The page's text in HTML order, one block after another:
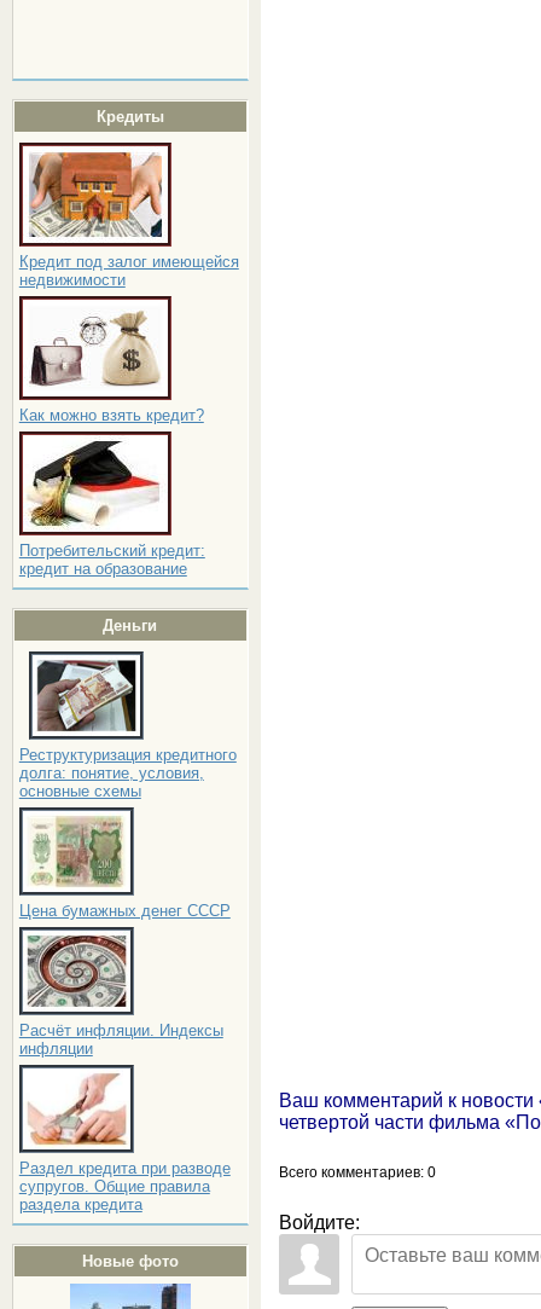
Кредиты
Кредит под залог имеющейся
недвижимости
Как можно взять кредит?
Потребительский кредит:
кредит на образование
Деньги
Реструктуризация кредитного
долга: понятие, условия,
основные схемы
Цена бумажных денег СССР
Расчёт инфляции. Индексы
инфляции
Раздел кредита при разводе
супругов. Общие правила
раздела кредита
Новые фото
Ваш комментарий к
четвертой части фильма
Всего комментариев: 0
Войдите: